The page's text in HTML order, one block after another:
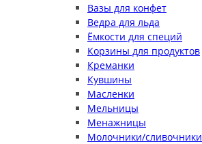
Вазы для конфет
Ведра для льда
Ёмкости для специй
Корзины для продуктов
Креманки
Кувшины
Масленки
Мельницы
Менажницы
Молочники/сливочники